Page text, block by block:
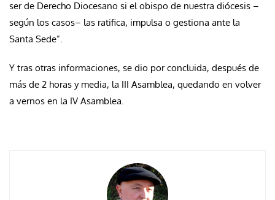
ser de Derecho Diocesano si el obispo de nuestra diócesis –
según los casos– las ratifica, impulsa o gestiona ante la
Santa Sede”.
Y tras otras informaciones, se dio por concluida, después de
más de 2 horas y media, la III Asamblea, quedando en volver
a vernos en la IV Asamblea.